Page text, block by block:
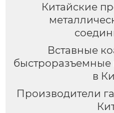
Китайские
Вставные
в
Производители